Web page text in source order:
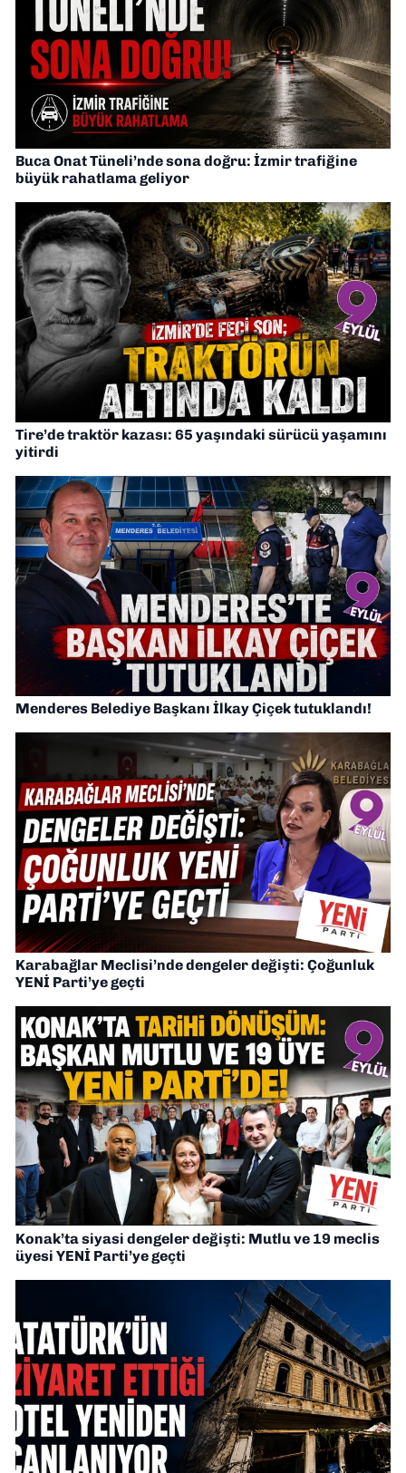
Buca Onat Tüneli’nde sona doğru: İzmir trafiğine
büyük rahatlama geliyor
Tire’de traktör kazası: 65 yaşındaki sürücü yaşamını
yitirdi
Menderes Belediye Başkanı İlkay Çiçek tutuklandı!
Karabağlar Meclisi’nde dengeler değişti: Çoğunluk
YENİ Parti’ye geçti
Konak’ta siyasi dengeler değişti: Mutlu ve 19 meclis
üyesi YENİ Parti’ye geçti